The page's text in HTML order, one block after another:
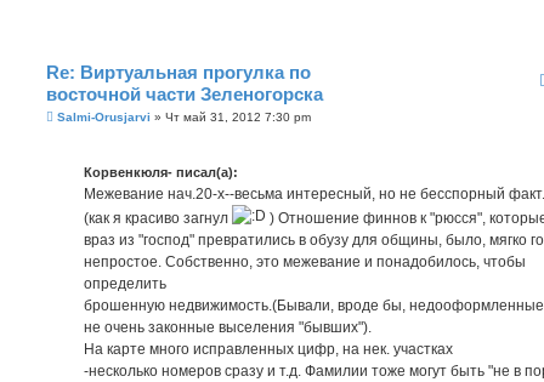
Re: Виртуальная прогулка по
восточной части Зеленогорска
СSalmi-Orusjarvi » Чт май 31, 2012 7:30 pm
Корвенкюля- писал(а):
Межевание нач.20-х--весьма интересный, но не бесспорный факт.
(как я красиво загнул
) Отношение финнов к "рюсся",
враз из "господ" превратились в обузу для общины, было, мягко
непростое. Собственно, это межевание и понадобилось, чтобы
определить
брошенную недвижимость.(Бывали, вроде бы,
не очень законные выселения "бывших").
На карте много исправленных цифр, на нек. участках
-несколько номеров сразу и т.д. Фамилии тоже могут быть "не в